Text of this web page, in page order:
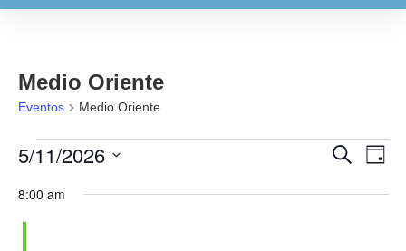
Medio Oriente
Eventos Medio Oriente
de
Buscar
Día
5/11/2026
la
fecha.
8:00 am